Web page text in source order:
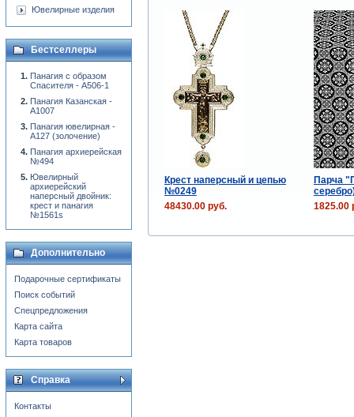
Крест наперсный и цепью
№0249
Парча
48430.00 руб.
1825.00
Ювелирные изделия
Бестселлеры
Панагия с образом
Спасителя - A506-1
Панагия Казанская -
А1007
Панагия ювелирная -
А127 (золочение)
Панагия архиерейская
№494
Ювелирный
архиерейский
наперсный двойник:
крест и панагия
№1561s
Дополнительно
Подарочные сертификаты
Поиск событий
Спецпредложения
Карта сайта
Карта товаров
Справка
Контакты